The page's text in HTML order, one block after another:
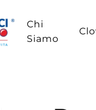
Chi
Siamo